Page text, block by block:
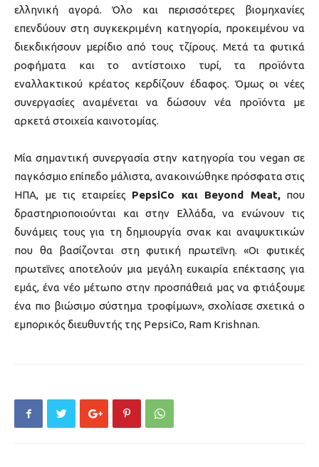
ελληνική αγορά. Όλο και περισσότερες βιομηχανίες
επενδύουν στη συγκεκριμένη κατηγορία, προκειμένου να
διεκδικήσουν μερίδιο από τους τζίρους. Μετά τα φυτικά
ροφήματα και το αντίστοιχο τυρί, τα προϊόντα
εναλλακτικού κρέατος κερδίζουν έδαφος. Όμως οι νέες
συνεργασίες αναμένεται να δώσουν νέα προϊόντα με
αρκετά στοιχεία καινοτομίας.
Μία σημαντική συνεργασία στην κατηγορία του vegan σε
παγκόσμιο επίπεδο μάλιστα, ανακοινώθηκε πρόσφατα στις
ΗΠΑ, με τις εταιρείες PepsiCo και Beyond Meat,που
δραστηριοποιούνται και στην Ελλάδα, να ενώνουν τις
δυνάμεις τους για τη δημιουργία σνακ και αναψυκτικών
που θα βασίζονται στη φυτική πρωτεΐνη. «Οι φυτικές
πρωτεΐνες αποτελούν μια μεγάλη ευκαιρία επέκτασης για
εμάς, ένα νέο μέτωπο στην προσπάθειά μας να φτιάξουμε
ένα πιο βιώσιμο σύστημα τροφίμων», σχολίασε σχετικά ο
εμπορικός διευθυντής της PepsiCo, Ram Krishnan.